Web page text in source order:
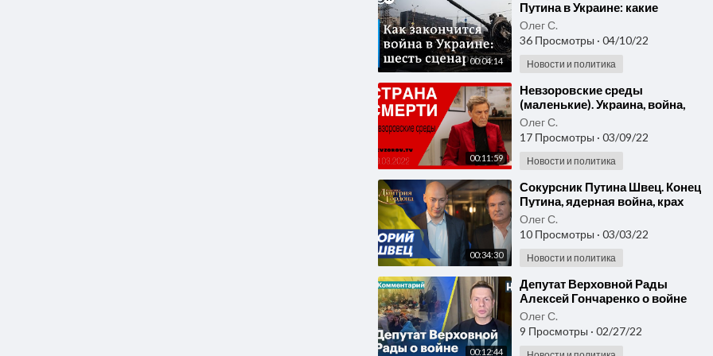
00:04:14
Путина в Украине: какие
сценарии наиболее вероятны?
Олег С.
36 Просмотры · 04/10/22
Новости и политика
00:11:59
⁣Невзоровcкие среды
(маленькие). Украина, война,
Экономика, Зеленский, Путин и
красная кнопочка.
Олег С.
17 Просмотры · 03/09/22
Новости и политика
00:34:30
⁣Сокурсник Путина Швец. Конец
Путина, ядерная война, крах
экономики России. В гостях у
Гордона
Олег С.
10 Просмотры · 03/03/22
Новости и политика
00:12:44
⁣Депутат Верховной Рады
Алексей Гончаренко о войне
Путина против Украины
Олег С.
9 Просмотры · 02/27/22